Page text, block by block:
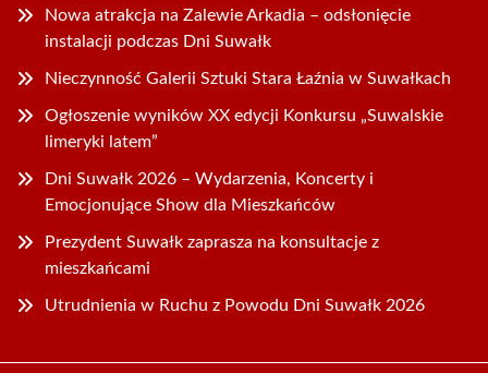
Nowa atrakcja na Zalewie Arkadia – odsłonięcie
instalacji podczas Dni Suwałk
Nieczynność Galerii Sztuki Stara Łaźnia w Suwałkach
Ogłoszenie wyników XX edycji Konkursu „Suwalskie
limeryki latem”
Dni Suwałk 2026 – Wydarzenia, Koncerty i
Emocjonujące Show dla Mieszkańców
Prezydent Suwałk zaprasza na konsultacje z
mieszkańcami
Utrudnienia w Ruchu z Powodu Dni Suwałk 2026